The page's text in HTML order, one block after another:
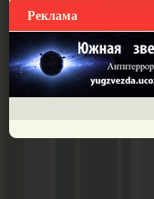
Реклама